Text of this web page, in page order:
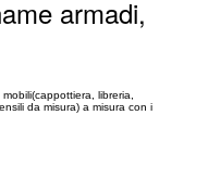
armadi,
libreria,
da misura) a misura con i